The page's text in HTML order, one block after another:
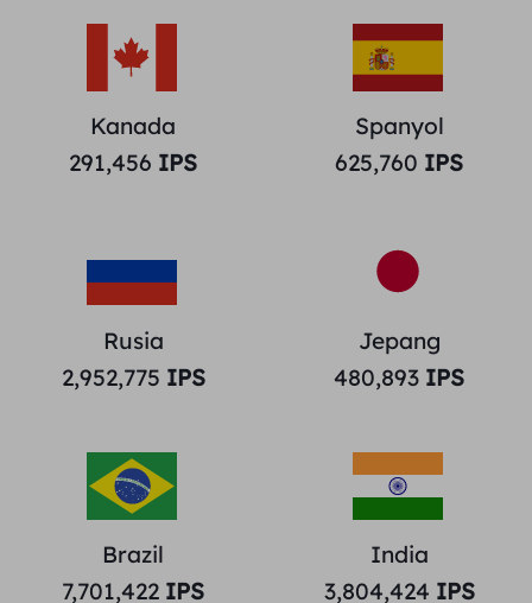
Kanada
291,456 IPS
Spanyol
625,760 IPS
Rusia
2,952,775 IPS
Jepang
480,893 IPS
Brazil
7,701,422 IPS
India
3,804,424 IPS